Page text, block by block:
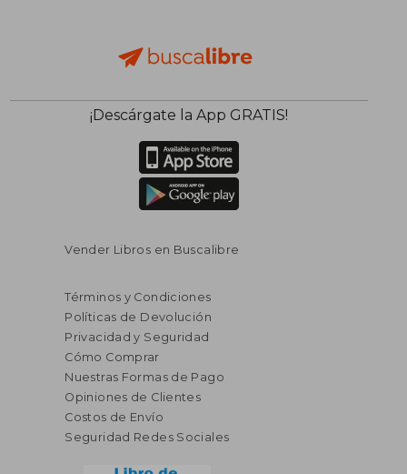
$ 40.27 45%
¡Descárgate la App GRATIS!
Vender Libros en Buscalibre
Términos y Condiciones
Políticas de Devolución
Privacidad y Seguridad
Cómo Comprar
Nuestras Formas de Pago
Opiniones de Clientes
Costos de Envío
Seguridad Redes Sociales